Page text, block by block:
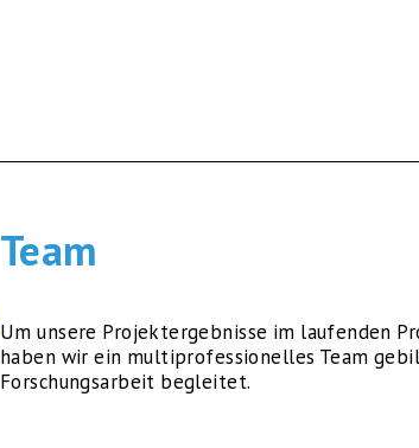
Team
Um unsere Projektergebnisse im laufenden
haben wir ein multiprofessionelles Team
Forschungsarbeit begleitet.